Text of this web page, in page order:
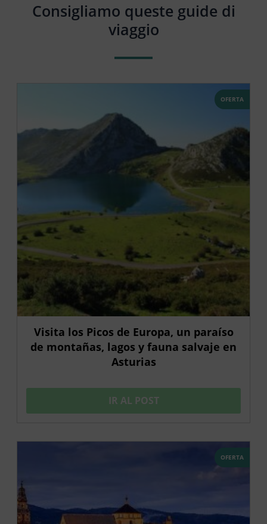
Consigliamo queste guide di
viaggio
OFERTA
Visita los Picos de Europa, un paraíso
de montañas, lagos y fauna salvaje en
Asturias
IR AL POST
OFERTA